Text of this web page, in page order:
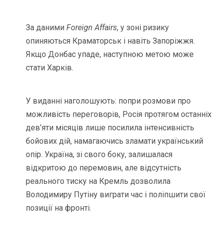
За данимиForeign Affairs, у зоні ризику
опиняються Краматорськ і навіть Запоріжжя.
Якщо Донбас упаде, наступною метою може
стати Харків.
У виданні наголошують: попри розмови про
можливість переговорів, Росія протягом останніх
дев’яти місяців лише посилила інтенсивність
бойових дій, намагаючись зламати український
опір. Україна, зі свого боку, залишалася
відкритою до перемовин, але відсутність
реального тиску на Кремль дозволила
Володимиру Путіну виграти час і поліпшити свої
позиції на фронті.